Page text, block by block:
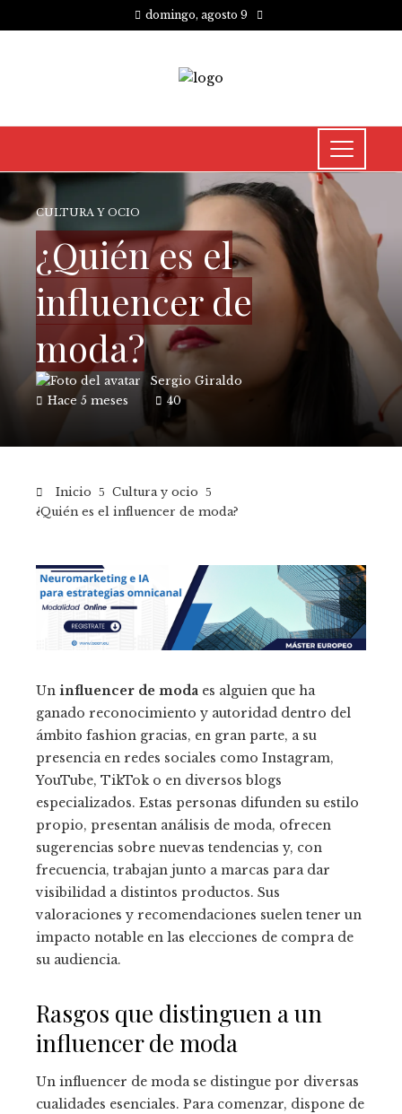
domingo, agosto 9
CULTURA Y OCIO
¿Quién es el
influencer de
moda?
Sergio Giraldo
Hace 5 meses
40
Inicio
Cultura y ocio
¿Quién es el influencer de moda?
Un influencer de moda es alguien que ha
ganado reconocimiento y autoridad dentro del
ámbito fashion gracias, en gran parte, a su
presencia en redes sociales como Instagram,
YouTube, TikTok o en diversos blogs
especializados. Estas personas difunden su estilo
propio, presentan análisis de moda, ofrecen
sugerencias sobre nuevas tendencias y, con
frecuencia, trabajan junto a marcas para dar
visibilidad a distintos productos. Sus
valoraciones y recomendaciones suelen tener un
impacto notable en las elecciones de compra de
su audiencia.
Rasgos que distinguen a un
influencer de moda
Un influencer de moda se distingue por diversas
cualidades esenciales. Para comenzar, dispone de